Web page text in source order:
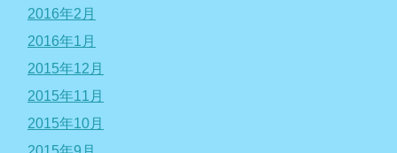
2016年2月
2016年1月
2015年12月
2015年11月
2015年10月